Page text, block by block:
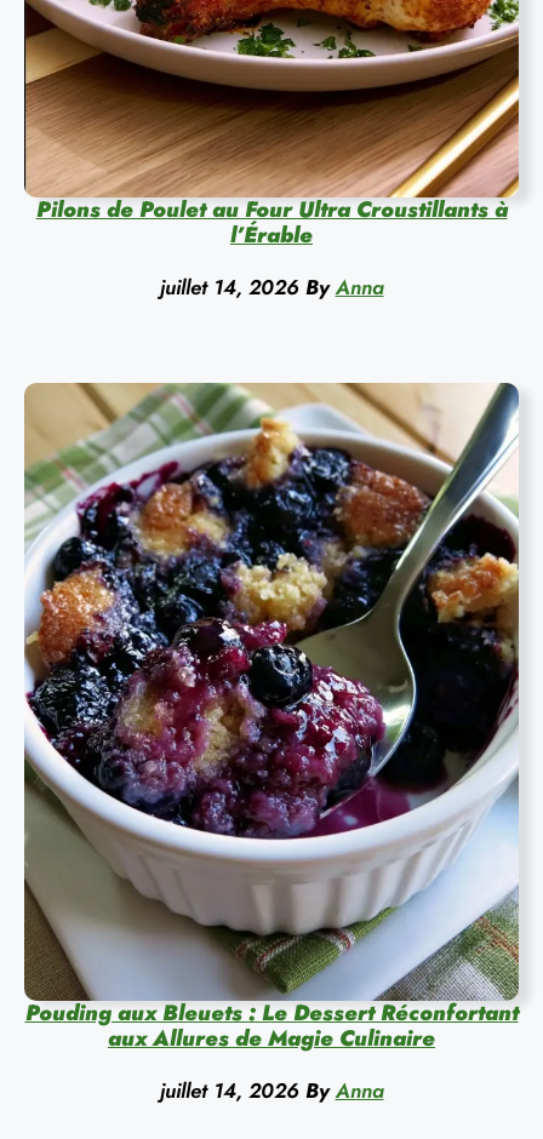
Pilons de Poulet au Four Ultra Croustillants à
l’Érable
juillet 14, 2026 By Anna
Pouding aux Bleuets : Le Dessert Réconfortant
aux Allures de Magie Culinaire
juillet 14, 2026 By Anna